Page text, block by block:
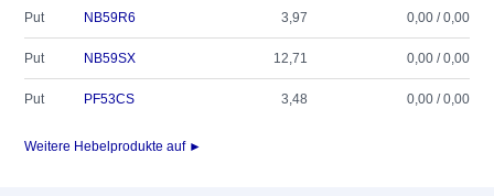
Put NB59R6 3,97 0,00 / 0,00
Put NB59SX 12,71 0,00 / 0,00
Put PF53CS 3,48 0,00 / 0,00
Weitere Hebelprodukte auf ►